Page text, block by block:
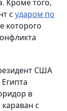
Кроме того,
с ударом по
которого
США
в
с